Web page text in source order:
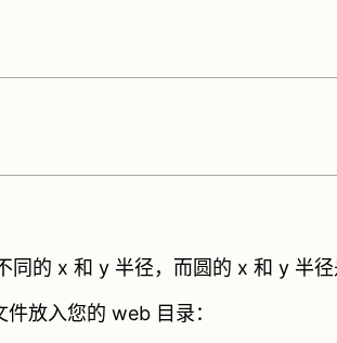
的 x 和 y 半径，而圆的 x 和 y 半径
放入您的 web 目录：